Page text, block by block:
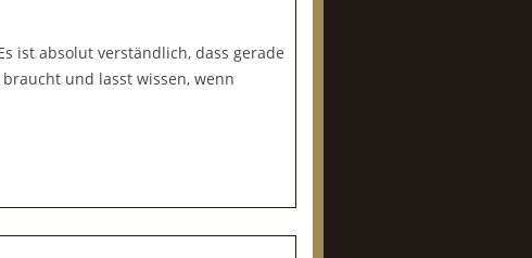
ist absolut verständlich, dass gerade
und lasst wissen, wenn